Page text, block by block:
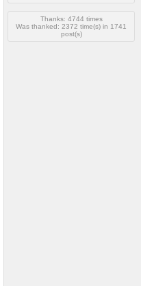
Thanks: 4744 times
Was thanked: 2372 time(s) in 1741
post(s)